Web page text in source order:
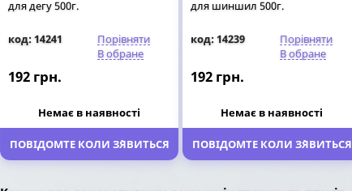
для дегу 500г.
код: 14241
Порівняти
В обране
192 грн.
Немає в наявності
ПОВІДОМТЕ КОЛИ З`ЯВИТЬСЯ
для шиншил 500г.
код: 14239
Порівняти
В обране
192 грн.
Немає в наявності
ПОВІДОМТЕ КОЛИ З`ЯВИТЬСЯ